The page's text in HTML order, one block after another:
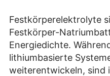
Festkörperelektrolyte
Festkörper-
Energiedichte.
lithiumbasierte
weiterentwickeln, sind